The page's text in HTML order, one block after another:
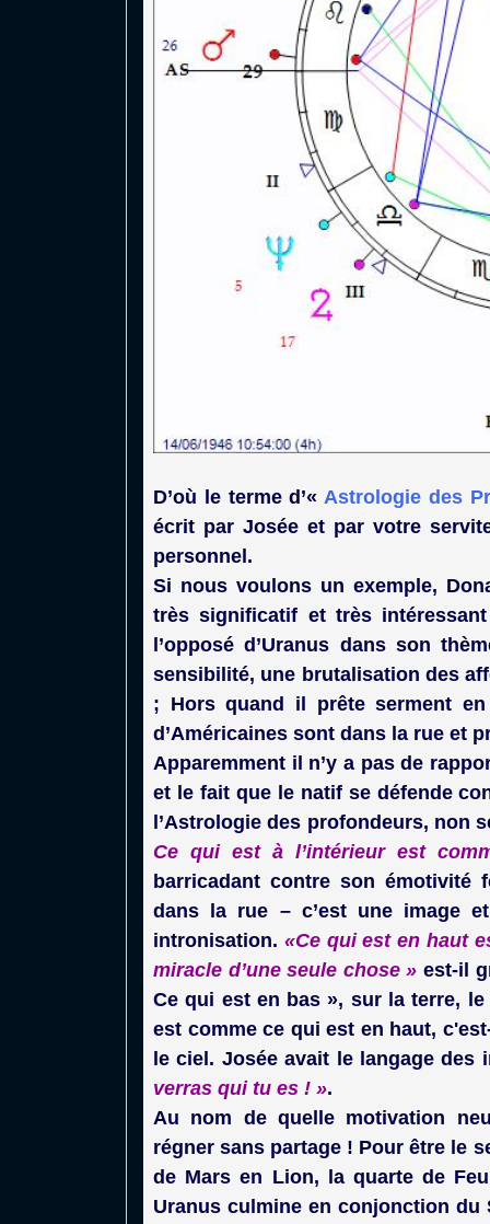
D’où le terme d’«Astrologie des
écrit par Josée et par votre
personnel.
Si nous voulons un exemple,
très significatif et très
l’opposé d’Uranus dans son
sensibilité, une brutalisation des
; Hors quand il prête serment
d’Américaines sont dans la rue et
Apparemment il n’y a pas de
et le fait que le natif se défende
l’Astrologie des profondeurs, non
Ce qui est à l’intérieur est
barricadant contre son émotivité
dans la rue – c’est une image
intronisation. «Ce qui est en haut
miracle d’une seule chose » est-il
Ce qui est en bas », sur la terre,
est comme ce qui est en haut,
le ciel. Josée avait le langage
verras qui tu es ! ».
Au nom de quelle motivation
régner sans partage ! Pour être le
de Mars en Lion, la quarte de
Uranus culmine en conjonction du